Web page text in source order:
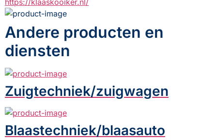
Andere producten en
diensten
Zuigtechniek/zuigwagen
Blaastechniek/blaasauto